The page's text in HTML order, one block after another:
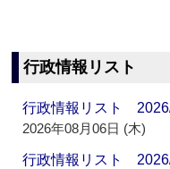
行政情報リスト
行政情報リスト
2026年08月06日 (木)
行政情報リスト